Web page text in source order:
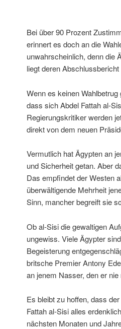
Bei über 90 Prozent
erinnert es doch an die
unwahrscheinlich, denn die
liegt deren
Wenn es keinen
dass sich Abdel Fattah al-
Regierungskritiker werden
direkt von dem neuen
Vermutlich hat Ägypten an
und Sicherheit getan. Aber
Das empfindet der Westen
überwältigende Mehrheit
Sinn, mancher begreift sie
Ob al-Sisi die gewaltigen
ungewiss. Viele Ägypter
Begeisterung
britsche Premier Antony
an jenem Nasser, den er
Es bleibt zu hoffen, dass
Fattah al-Sisi alles
nächsten Monaten und